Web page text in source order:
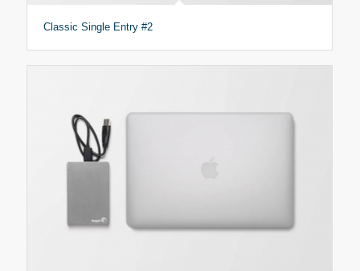
Classic Single Entry #2